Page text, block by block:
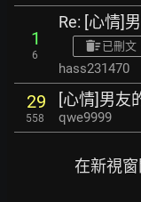
1
6
Re: [心情]
已刪文
hass231470
29
558
[心情]男友
qwe9999
在新視